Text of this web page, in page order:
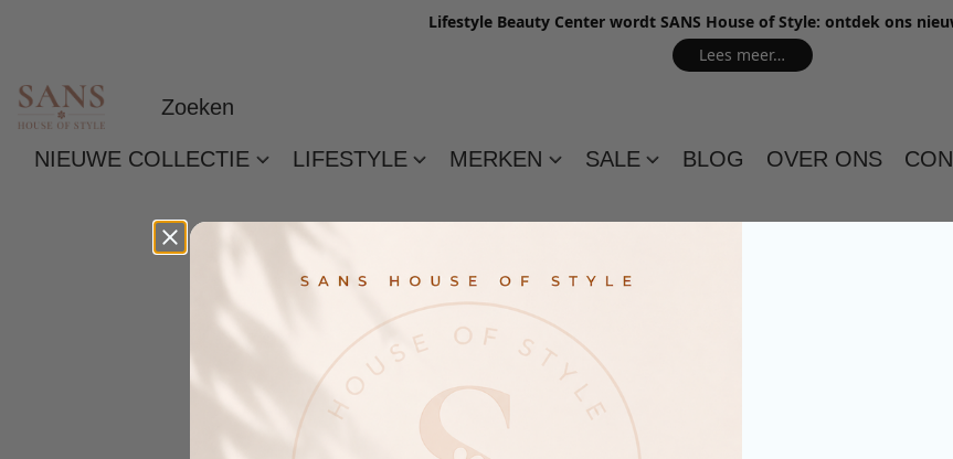
Lifestyle Beauty Center wordt SANS House of Style: ontdek ons
Lees meer…
NIEUWE COLLECTIE LIFESTYLE MERKEN SALE BLOG OVER ONS